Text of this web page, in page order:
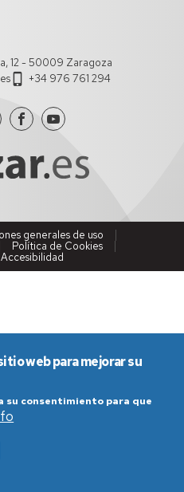
12 - 50009 Zaragoza
+34 976 761 294
generales de uso
Política de Cookies
web para mejorar su
su consentimiento para que